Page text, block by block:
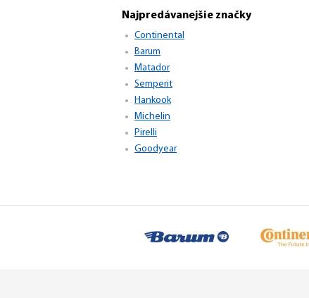
Najpredávanejšie značky
Continental
Barum
Matador
Semperit
Hankook
Michelin
Pirelli
Goodyear